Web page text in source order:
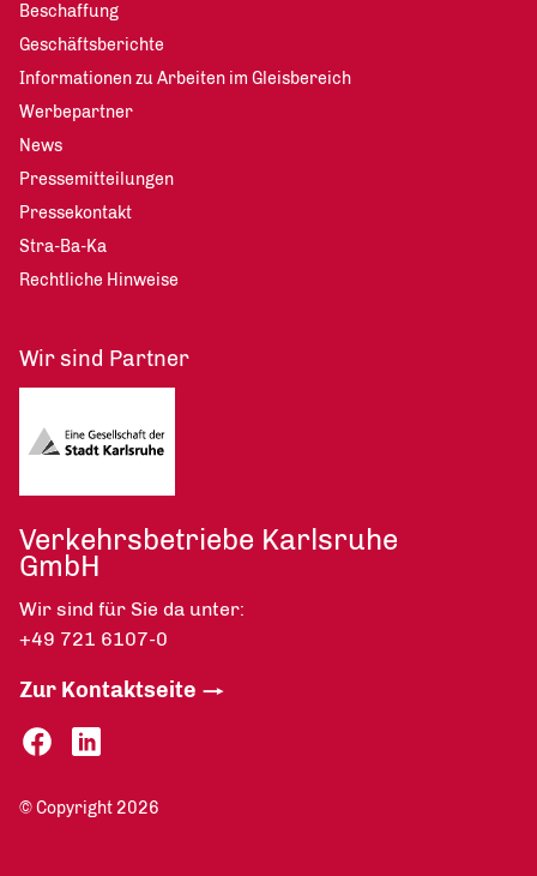
Beschaffung
Geschäftsberichte
Informationen zu Arbeiten im Gleisbereich
Werbepartner
News
Pressemitteilungen
Pressekontakt
Stra-Ba-Ka
Rechtliche Hinweise
Wir sind Partner
Verkehrsbetriebe Karlsruhe
GmbH
Wir sind für Sie da unter:
+49 721 6107-0
Zur Kontaktseite
© Copyright 2026